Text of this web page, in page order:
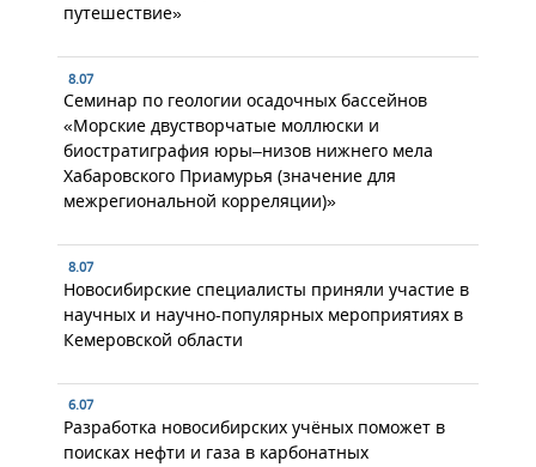
путешествие»
8.07
Семинар по геологии осадочных бассейнов
«Морские двустворчатые моллюски и
биостратиграфия юры–низов нижнего мела
Хабаровского Приамурья (значение для
межрегиональной корреляции)»
8.07
Новосибирские специалисты приняли участие в
научных и научно-популярных мероприятиях в
Кемеровской области
6.07
Разработка новосибирских учёных поможет в
поисках нефти и газа в карбонатных